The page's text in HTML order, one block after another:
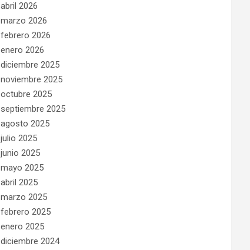
abril 2026
marzo 2026
febrero 2026
enero 2026
diciembre 2025
noviembre 2025
octubre 2025
septiembre 2025
agosto 2025
julio 2025
junio 2025
mayo 2025
abril 2025
marzo 2025
febrero 2025
enero 2025
diciembre 2024